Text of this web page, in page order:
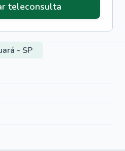
teleconsulta
- SP